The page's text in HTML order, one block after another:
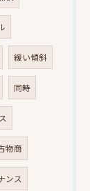
緩い傾斜
同時
物商
ンス